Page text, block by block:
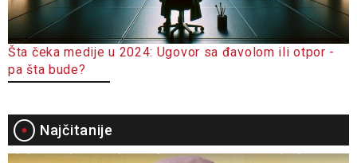
Šta čeka medije u 2024: Ugovor sa đavolom ili otpor -
pa šta bude?
Najčitanije